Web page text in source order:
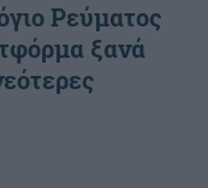
Ρεύματος
ξανά